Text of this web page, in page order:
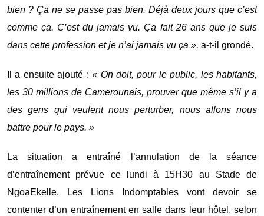
bien ? Ça ne se passe pas bien. Déjà deux jours que c’est
comme ça. C’est du jamais vu. Ça fait 26 ans que je suis
dans cette profession et je n’ai jamais vu ça », a-t-il grondé.
Il a ensuite ajouté : « On doit, pour le public, les habitants,
les 30 millions de Camerounais, prouver que même s’il y a
des gens qui veulent nous perturber, nous allons nous
battre pour le pays. »
La situation a entraîné l’annulation de la séance
d’entraînement prévue ce lundi à 15H30 au Stade de
NgoaEkelle. Les Lions Indomptables vont devoir se
contenter d’un entraînement en salle dans leur hôtel, selon